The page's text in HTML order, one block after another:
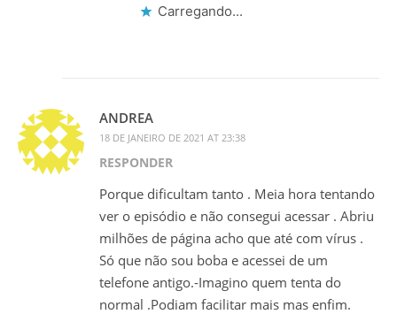
Carregando...
ANDREA
18 DE JANEIRO DE 2021 AT 23:38
RESPONDER
Porque dificultam tanto . Meia hora tentando
ver o episódio e não consegui acessar . Abriu
milhões de página acho que até com vírus .
Só que não sou boba e acessei de um
telefone antigo.-Imagino quem tenta do
normal .Podiam facilitar mais mas enfim.